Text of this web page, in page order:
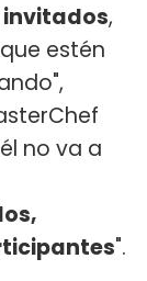
,
estén
no va a
".